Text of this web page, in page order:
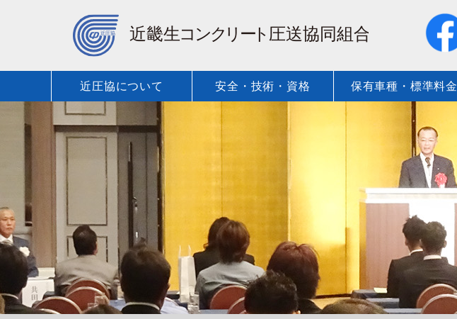
近圧協について
近圧協について
安全・技術・資格
安全・技術・資格
保有車種・標準料金
保有車種・標準料金